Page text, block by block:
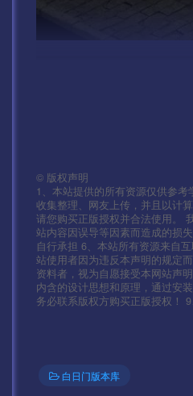
© 版权声明
1、本站提供的所有资源仅供参
收集整理、网友上传，并且以计
请您购买正版授权并合法使用。
站内容因误导等因素而造成的损
自行承担 6、本站所有资源来自
站使用者因为违反本声明的规定
资料者，视为自愿接受本网站声
内含的设计思想和原理，通过安
务必联系版权方购买正版授权！
白日门版本库